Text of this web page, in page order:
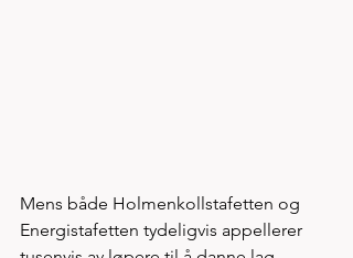
Mens både Holmenkollstafetten og
Energistafetten tydeligvis appellerer